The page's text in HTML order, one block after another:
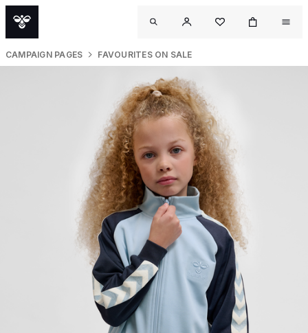
CAMPAIGN PAGES FAVOURITES ON SALE